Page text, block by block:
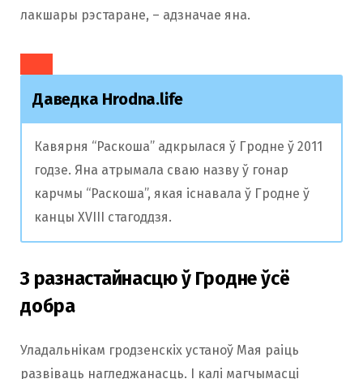
лакшары рэстаране, – адзначае яна.
Даведка Hrodna.life
Кавярня “Раскоша” адкрылася ў Гродне ў 2011
годзе. Яна атрымала сваю назву ў гонар
карчмы “Раскоша”, якая існавала ў Гродне ў
канцы XVIII стагоддзя.
З разнастайнасцю ў Гродне ўсё
добра
Уладальнікам гродзенскіх устаноў Мая раіць
развіваць нагледжанасць. І калі магчымасці